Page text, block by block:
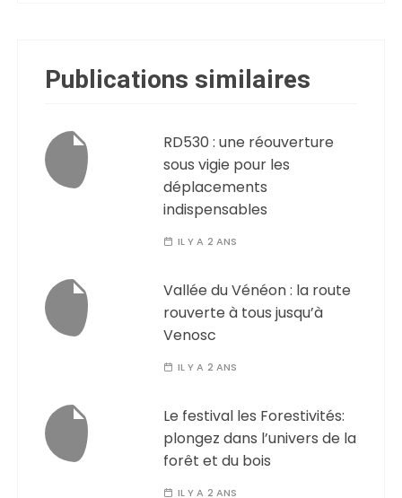
Publications similaires
RD530 : une réouverture
sous vigie pour les
déplacements
indispensables
IL Y A 2 ANS
Vallée du Vénéon : la route
rouverte à tous jusqu’à
Venosc
IL Y A 2 ANS
Le festival les Forestivités:
plongez dans l’univers de la
forêt et du bois
IL Y A 2 ANS